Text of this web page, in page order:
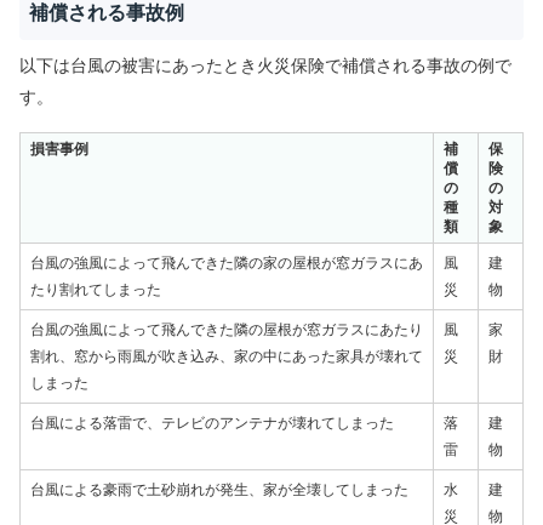
補償される事故例
以下は台風の被害にあったとき火災保険で補償される事故の例で
す。
損害事例
補
償
の
種
類
保
険
の
対
象
台風の強風によって飛んできた隣の家の屋根が窓ガラスにあ
たり割れてしまった
風
災
建
物
台風の強風によって飛んできた隣の屋根が窓ガラスにあたり
割れ、窓から雨風が吹き込み、家の中にあった家具が壊れて
しまった
風
災
家
財
台風による落雷で、テレビのアンテナが壊れてしまった
落
雷
建
物
台風による豪雨で土砂崩れが発生、家が全壊してしまった
水
災
建
物